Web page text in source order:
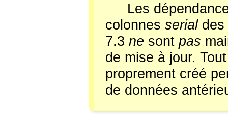
Les
colonnes serialdes
7.3 ne sont pas
de mise à jour.
proprement créé
de données